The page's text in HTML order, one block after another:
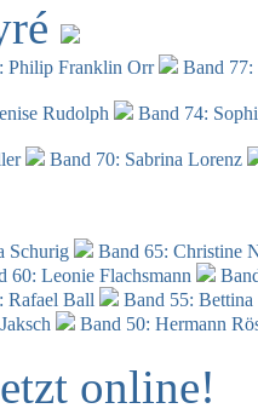
Philip Franklin Orr
Band
Rudolph
Band 74:
Band 70: Sabrina Lorenz
Schurig
Band 65: Christine
60: Leonie Flachsmann
Rafael Ball
Band 55:
Band 50: Hermann
online!